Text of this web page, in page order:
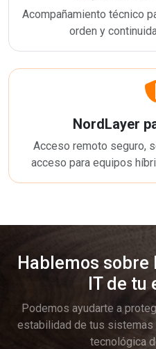
Acompañamiento técnico
orden y
NordLayer
Acceso remoto seguro,
acceso para equipos
Hablemos
IT de tu
Podemos ayudarte a
estabilidad de tus
tecnológica